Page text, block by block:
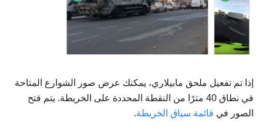
إذا تم تفعيل ملحق مابيلاري، يمكنك عرض صور الشوارع المتاحة
في نطاق 40 مترًا من النقطة المحددة على الخريطة. يتم فتح
الصور في قائمة سياق الخريطة.